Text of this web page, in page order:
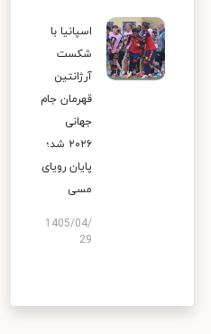
اسپانیا با
شکست
آرژانتین
قهرمان جام
جهانی
۲۰۲۶ شد؛
پایان رویای
مسی
1405/04/
29